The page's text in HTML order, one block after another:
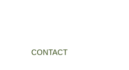
CONTACT